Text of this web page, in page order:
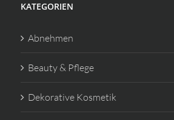
KATEGORIEN
Abnehmen
Beauty & Pflege
Dekorative Kosmetik